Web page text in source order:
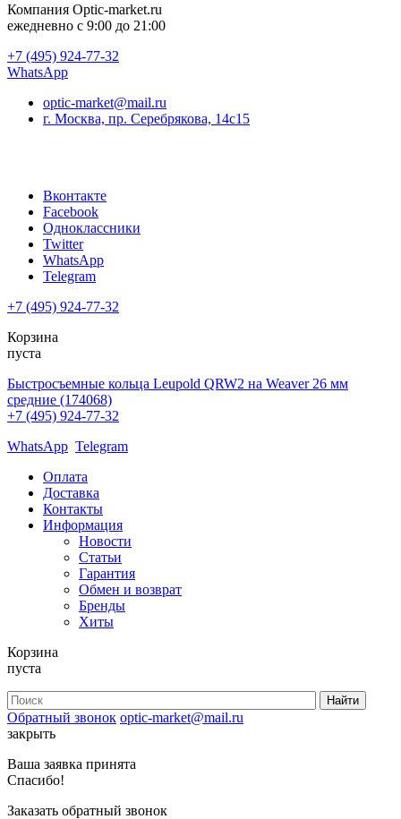
Компания Optic-market.ru
ежедневно с 9:00 до 21:00
+7 (495) 924-77-32
WhatsApp
optic-market@mail.ru
г. Москва, пр. Серебрякова, 14с15
Вконтакте
Facebook
Одноклассники
Twitter
WhatsApp
Telegram
+7 (495) 924-77-32
Корзина
пуста
Быстросъемные кольца Leupold QRW2 на Weaver 26 мм
средние (174068)
+7 (495) 924-77-32
WhatsApp Telegram
Оплата
Доставка
Контакты
Информация
Новости
Статьи
Гарантия
Обмен и возврат
Бренды
Хиты
Корзина
пуста
Обратный звонок optic-market@mail.ru
закрыть
Ваша заявка принята
Спасибо!
Заказать обратный звонок